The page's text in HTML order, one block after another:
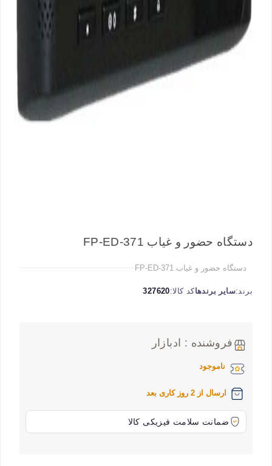
دستگاه حضور و غیاب FP-ED-371
دستگاه حضور و غیاب FP-ED-371
برند:سایر برندهاکد کالا:327620
فروشنده : ادبازار
ناموجود
ارسال از 2 روز کاری بعد
ضمانت سلامت فیزیکی کالا